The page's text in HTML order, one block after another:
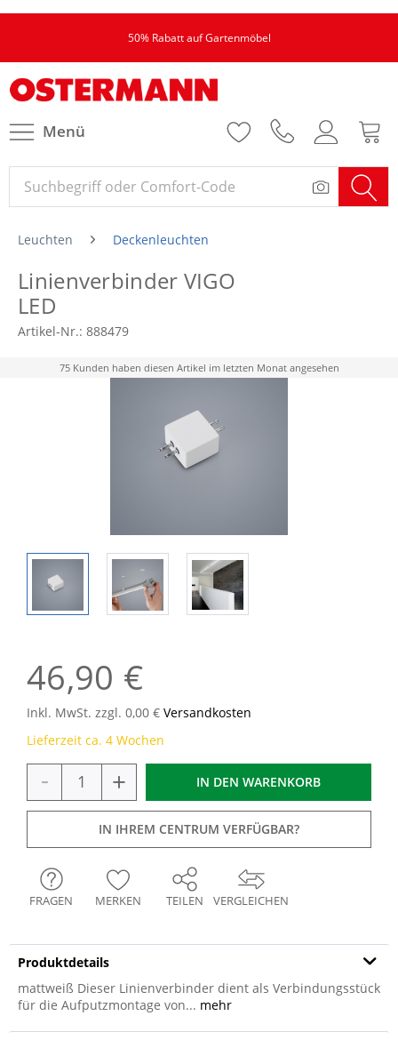
50% Rabatt auf Gartenmöbel
Menü
Leuchten Deckenleuchten
Linienverbinder VIGO
LED
Artikel-Nr.: 888479
75 Kunden haben diesen Artikel im letzten Monat angesehen
46,90 €
Inkl. MwSt. zzgl. 0,00 € Versandkosten
Lieferzeit ca. 4 Wochen
- + IN DEN WARENKORB
IN IHREM CENTRUM VERFÜGBAR?
VERGLEICHEN
FRAGEN MERKEN TEILEN
Produktdetails
mattweiß Dieser Linienverbinder dient als Verbindungsstück
für die Aufputzmontage von... mehr